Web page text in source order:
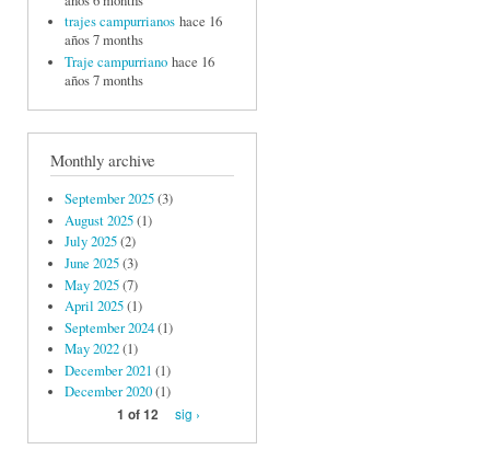
trajes campurrianos hace 16
años 7 months
Traje campurriano hace 16
años 7 months
Monthly archive
September 2025(3)
August 2025(1)
July 2025(2)
June 2025(3)
May 2025(7)
April 2025(1)
September 2024(1)
May 2022(1)
December 2021 (1)
December 2020(1)
1 of 12
sig ›